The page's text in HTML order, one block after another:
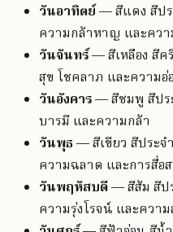
วันอาทิตย์— สีแดง สีปร
ความกล้าหาญ และคว
วันจันทร์— สีเหลือง สีค
สุข โชคลาภ และความอ่
วันอังคาร— สีชมพู สีปร
บารมี และความกล้า
วันพุธ— สีเขียว สีประจ
ความฉลาด และการสื่อ
วันพฤหัสบดี— สีส้ม สีป
ความรุ่งโรจน์ และความ